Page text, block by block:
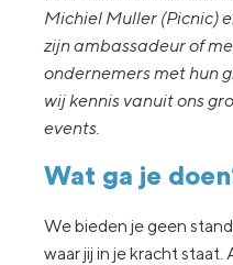
Michiel Muller (Picnic)
zijn ambassadeur of
ondernemers met hun
wij kennis vanuit ons
events.
Wat ga je
We bieden je geen
waar jij in je kracht